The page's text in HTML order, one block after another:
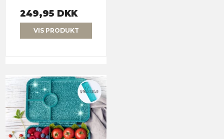
249,95 DKK
VIS PRODUKT